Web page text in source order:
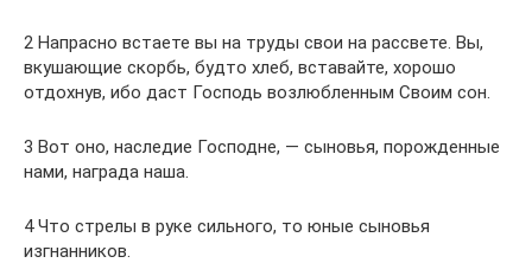
2 Напрасно встаете вы на труды свои на рассвете. Вы,
вкушающие скорбь, будто хлеб, вставайте, хорошо
отдохнув, ибо даст Господь возлюбленным Своим сон.
3 Вот оно, наследие Господне, — сыновья, порожденные
нами, награда наша.
4 Что стрелы в руке сильного, то юные сыновья
изгнанников.